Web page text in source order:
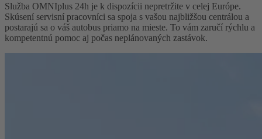
Služba OMNIplus 24h je k dispozícii nepretržite v celej Európe.
Skúsení servisní pracovníci sa spoja s vašou najbližšou centrálou a
postarajú sa o váš autobus priamo na mieste. To vám zaručí rýchlu a
kompetentnú pomoc aj počas neplánovaných zastávok.